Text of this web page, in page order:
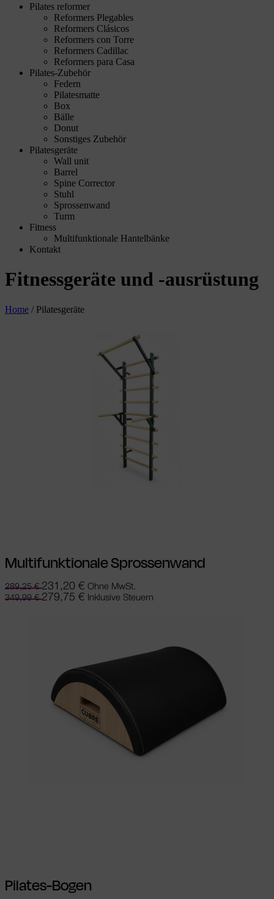
Pilates reformer
Reformers Plegables
Reformers Clásicos
Reformers con Torre
Reformers Cadillac
Reformers para Casa
Pilates-Zubehör
Federn
Pilatesmatte
Box
Bälle
Donut
Sonstiges Zubehör
Pilatesgeräte
Wall unit
Barrel
Spine Corrector
Stuhl
Sprossenwand
Turm
Fitness
Multifunktionale Hantelbänke
Kontakt
Fitnessgeräte und -ausrüstung
Home / Pilatesgeräte
Multifunktionale Sprossenwand
289,25€ 231,20 € Ohne MwSt.
349,99€ 279,75 € Inklusive Steuern
Pilates-Bogen